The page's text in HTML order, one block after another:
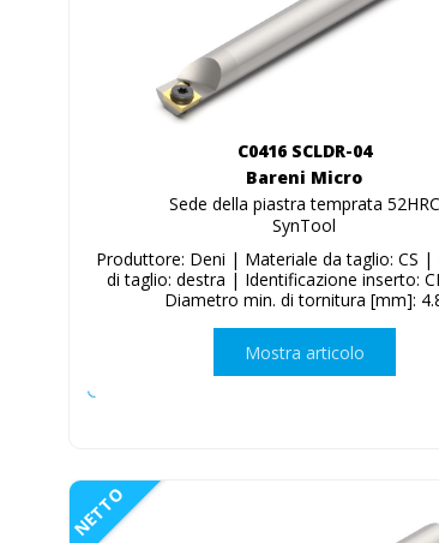
C0416 SCLDR-04
Bareni Micro
Sede della piastra temprata 52HRC
SynTool
Produttore: Deni | Materiale da taglio: CS |
di taglio: destra | Identificazione inserto:
Diametro min. di tornitura [mm]:
Mostra articolo
NETTO